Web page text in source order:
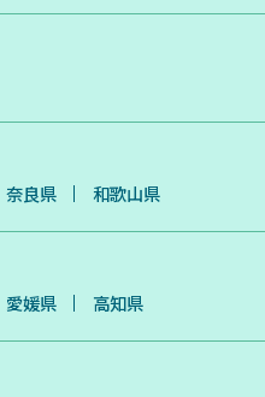
奈良県 和歌山県
愛媛県 高知県